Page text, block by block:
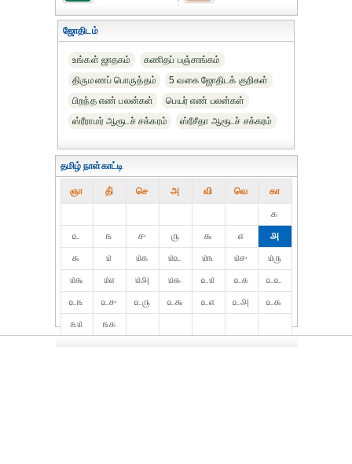
ஜோதிடம்
உங்கள் ஜாதகம்
கணிதப் பஞ்சாங்கம்
திருமணப் பொருத்தம்
5 வகை ஜோதிடக் குறிகள்
பிறந்த எண் பலன்கள்
பெயர் எண் பலன்கள்
ஸ்ரீராமர் ஆரூடச் சக்கரம்
ஸ்ரீசீதா ஆரூடச் சக்கரம்
தமிழ் நாள்காட்டி
ஞா தி் செ அ வி வெ கா
௧
௨
௩ ௪ ௫ ௬ ௭
௮
௯
௰ ௰௧ ௰௨ ௰௩ ௰௪
௰௫
௰௬
௰௭ ௰௮ ௰௯ ௨௰ ௨௧
௨௨
௨௩
௨௪ ௨௫ ௨௬ ௨௭ ௨௮
௨௯
௩௰
௩௧